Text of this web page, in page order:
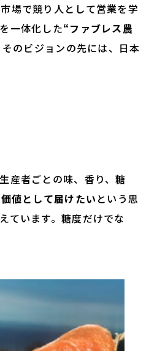
場で競り人として営業を学
一体化した“ファブレス農
のビジョンの先には、日本
産者ごとの味、香り、糖
値として届けたい という思
ています。糖度だけでな